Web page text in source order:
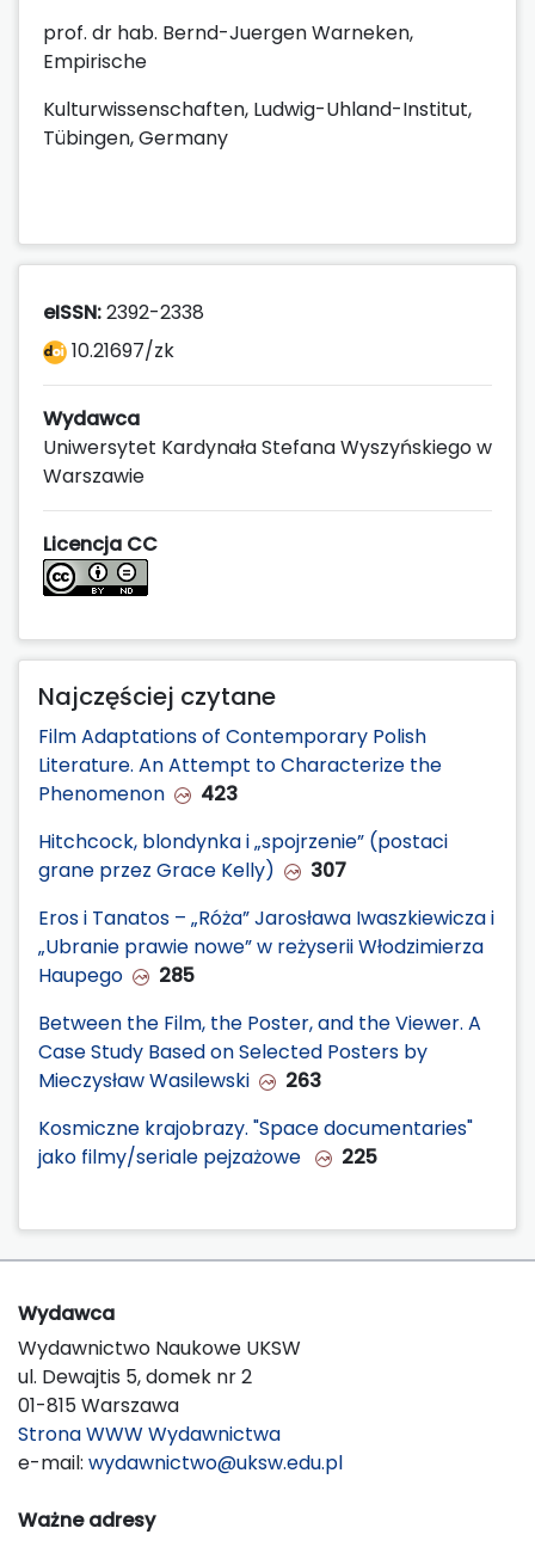
prof. dr hab. Bernd-Juergen Warneken,
Empirische
Kulturwissenschaften, Ludwig-Uhland-Institut,
Tübingen, Germany
eISSN:2392-2338
10.21697/zk
Wydawca
Uniwersytet Kardynała Stefana Wyszyńskiego w
Warszawie
Licencja CC
Najczęściej czytane
Film Adaptations of Contemporary Polish
Literature. An Attempt to Characterize the
Phenomenon
423
Hitchcock, blondynka i „spojrzenie” (postaci
grane przez Grace Kelly)
307
Eros i Tanatos – „Róża” Jarosława Iwaszkiewicza i
„Ubranie prawie nowe” w reżyserii Włodzimierza
Haupego
285
Between the Film, the Poster, and the Viewer. A
Case Study Based on Selected Posters by
Mieczysław Wasilewski
263
Kosmiczne krajobrazy. "Space documentaries"
jako filmy/seriale pejzażowe
225
Wydawca
Wydawnictwo Naukowe UKSW
ul. Dewajtis 5, domek nr 2
01-815 Warszawa
Strona WWW Wydawnictwa
e-mail: wydawnictwo@uksw.edu.pl
Ważne adresy